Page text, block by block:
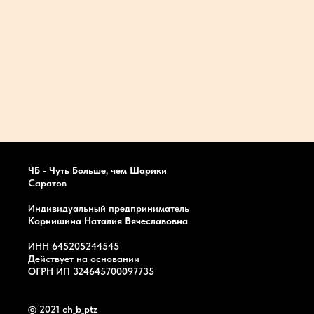
ЧБ - Чуть Больше, чем Шарики
Саратов
Индивидуальный предприниматель
Корнишина Наталия Вячеславовна
ИНН 645205244545
Действует на основании
ОГРН ИП 324645700097735
© 2021 ch_b_ptz